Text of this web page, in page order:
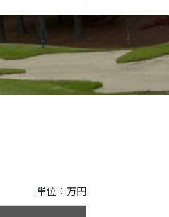
単位：万円